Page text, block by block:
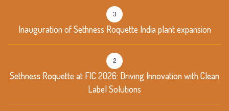
Inauguration of Sethness Roquette India plant expansion
3
Sethness Roquette at FIC 2026: Driving Innovation with Clean
Label Solutions
2